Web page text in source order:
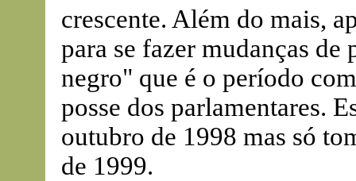
crescente. Além do mais,
para se fazer mudanças
negro" que é o período
posse dos parlamentares.
outubro de 1998 mas só
de 1999.